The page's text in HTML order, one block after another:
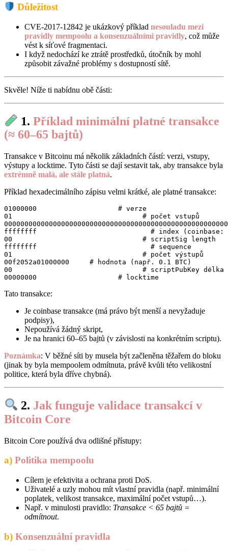
Důležitost
CVE-2017-12842 je ukázkový příklad nesouladu mezi
pravidly mempoolu a konsenzuálními pravidly, což může
vést k síťové fragmentaci.
I když nedochází ke ztrátě prostředků, útočník by mohl
způsobit závažné problémy s dostupností sítě.
Skvěle! Níže ti nabídnu obě části:
1.Příklad minimální platné transakce
(≈ 60–65 bajtů)
Transakce v Bitcoinu má několik základních částí: verzi, vstupy,
výstupy a locktime. Tyto části se dají sestavit tak, aby transakce byla
extrémně malá, ale stále platná.
Příklad hexadecimálního zápisu velmi krátké, ale platné transakce:
01000000                    # verze
01                                # počet vstupů
ffffffff                            # index (coinbase:
00                                # scriptSig length
ffffffff                            # sequence
01                                # počet výstupů
00f2052a01000000     # hodnota (např. 0.1 BTC)
00                                # scriptPubKey délka
Tato transakce:
Je coinbase transakce (má právo být menší a nevyžaduje
podpisy),
Nepoužívá žádný skript,
Je na hranici 60–65 bajtů (v závislosti na konkrétním scriptu).
Poznámka: V běžné síti by musela být začleněna těžařem do bloku
(jinak by byla mempoolem odmítnuta, právě kvůli této velikostní
politice, která byla dříve chybná).
2. Jak funguje validace transakcí v
Bitcoin Core
Bitcoin Core používá dva odlišné přístupy:
a) Politika mempoolu
Cílem je efektivita a ochrana proti DoS.
Uživatelé a uzly mohou mít vlastní pravidla (např. minimální
poplatek, velikost transakce, maximální počet vstupů…).
Např. v minulosti pravidlo: Transakce < 65 bajtů =
odmítnout.
b) Konsenzuální pravidla